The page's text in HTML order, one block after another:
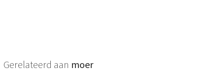
Gerelateerd aan moer